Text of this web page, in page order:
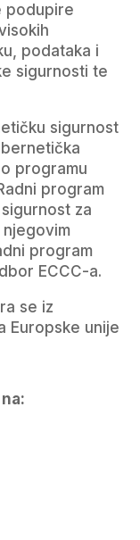
podupire
podataka i
sigurnosti te
sigurnost
programu
program
za
njegovim
program
ECCC-a.
se iz
Europske unije